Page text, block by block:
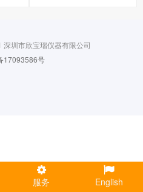
圳市欣宝瑞仪器有限公司
17093586号
服务 English